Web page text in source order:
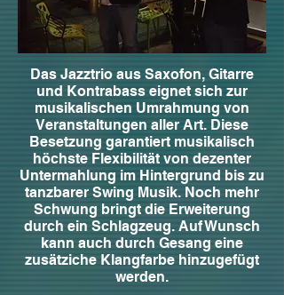
Das Jazztrio aus Saxofon, Gitarre
und Kontrabass eignet sich zur
musikalischen Umrahmung von
Veranstaltungen aller Art. Diese
Besetzung garantiert musikalisch
höchste Flexibilität von dezenter
Untermahlung im Hintergrund bis zu
tanzbarer Swing Musik. Noch mehr
Schwung bringt die Erweiterung
durch ein Schlagzeug. Auf Wunsch
kann auch durch Gesang eine
zusätziche Klangfarbe hinzugefügt
werden.